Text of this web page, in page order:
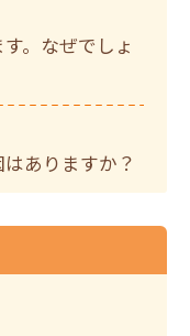
。なぜでしょ
ありますか？